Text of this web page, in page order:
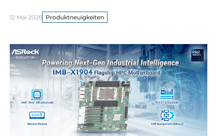
12 Mai 2026 Produktneuigkeiten